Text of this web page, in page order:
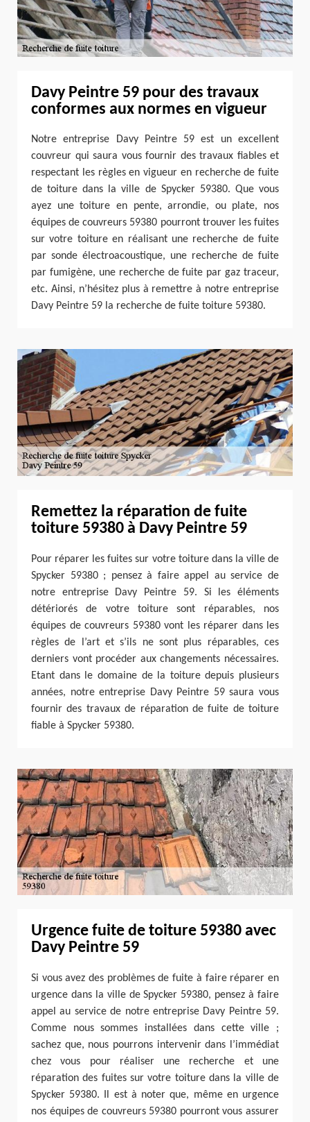
Davy Peintre 59 pour des travaux
conformes aux normes en vigueur
Notre entreprise Davy Peintre 59 est un excellent
couvreur qui saura vous fournir des travaux fiables et
respectant les règles en vigueur en recherche de fuite
de toiture dans la ville de Spycker 59380. Que vous
ayez une toiture en pente, arrondie, ou plate, nos
équipes de couvreurs 59380 pourront trouver les fuites
sur votre toiture en réalisant une recherche de fuite
par sonde électroacoustique, une recherche de fuite
par fumigène, une recherche de fuite par gaz traceur,
etc. Ainsi, n’hésitez plus à remettre à notre entreprise
Davy Peintre 59 la recherche de fuite toiture 59380.
Remettez la réparation de fuite
toiture 59380 à Davy Peintre 59
Pour réparer les fuites sur votre toiture dans la ville de
Spycker 59380 ; pensez à faire appel au service de
notre entreprise Davy Peintre 59. Si les éléments
détériorés de votre toiture sont réparables, nos
équipes de couvreurs 59380 vont les réparer dans les
règles de l’art et s’ils ne sont plus réparables, ces
derniers vont procéder aux changements nécessaires.
Etant dans le domaine de la toiture depuis plusieurs
années, notre entreprise Davy Peintre 59 saura vous
fournir des travaux de réparation de fuite de toiture
fiable à Spycker 59380.
Urgence fuite de toiture 59380 avec
Davy Peintre 59
Si vous avez des problèmes de fuite à faire réparer en
urgence dans la ville de Spycker 59380, pensez à faire
appel au service de notre entreprise Davy Peintre 59.
Comme nous sommes installées dans cette ville ;
sachez que, nous pourrons intervenir dans l’immédiat
chez vous pour réaliser une recherche et une
réparation des fuites sur votre toiture dans la ville de
Spycker 59380. Il est à noter que, même en urgence
nos équipes de couvreurs 59380 pourront vous assurer